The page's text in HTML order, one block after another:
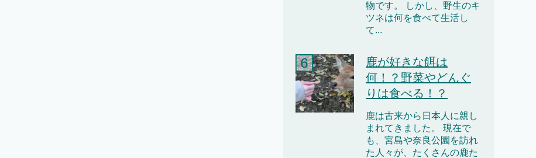
物です。 しかし、野生のキ
ツネは何を食べて生活し
て...
鹿が好きな餌は
何！？野菜やどんぐ
りは食べる！？
鹿は古来から日本人に親し
まれてきました。 現在で
も、宮島や奈良公園を訪れ
た人々が、たくさんの鹿た